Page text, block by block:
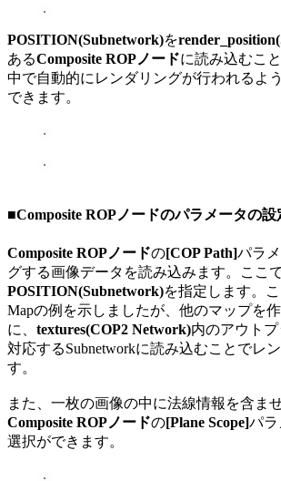
POSITION(Subnetwork)を
あるComposite ROPノードに読み込むこ
中で自動的にレンダリングが行われるよ
できます。
■Composite ROPノードのパラメータの設
Composite ROPノードの[COP Path]パラ
グする画像データを読み込みます。ここ
POSITION(Subnetwork)を指定します。
Mapの例を示しましたが、他のマップを
に、 textures(COP2 Network)内のアウト
対応するSubnetworkに読み込むことでレ
す。
また、一枚の画像の中に法線情報を含ま
Composite ROPノードの[Plane Scope]パ
選択ができます。